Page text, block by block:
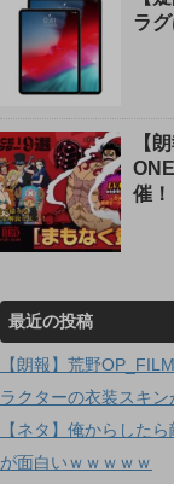
ラ
【
催！
最近の投稿
【朗報】荒野
ラクターの衣装スキン
【ネタ】俺からした
が面白いｗｗｗｗｗ